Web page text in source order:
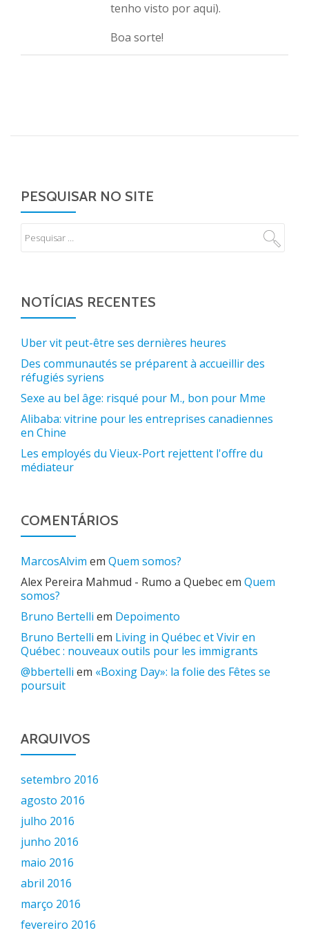
tenho visto por aqui).
Boa sorte!
PESQUISAR NO SITE
NOTÍCIAS RECENTES
Uber vit peut-être ses dernières heures
Des communautés se préparent à accueillir des
réfugiés syriens
Sexe au bel âge: risqué pour M., bon pour Mme
Alibaba: vitrine pour les entreprises canadiennes
en Chine
Les employés du Vieux-Port rejettent l'offre du
médiateur
COMENTÁRIOS
MarcosAlvim em Quem somos?
Alex Pereira Mahmud - Rumo a Quebecem Quem
somos?
Bruno Bertelli em Depoimento
Bruno Bertelli em Living in Québec et Vivir en
Québec : nouveaux outils pour les immigrants
@bbertelli em «Boxing Day»: la folie des Fêtes se
poursuit
ARQUIVOS
setembro 2016
agosto 2016
julho 2016
junho 2016
maio 2016
abril 2016
março 2016
fevereiro 2016